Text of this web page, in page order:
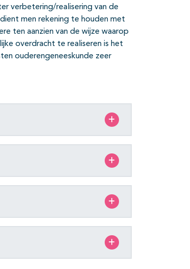
verbetering/realisering van de
men rekening te houden met
ten aanzien van de wijze waarop
overdracht te realiseren is het
ouderengeneeskunde zeer